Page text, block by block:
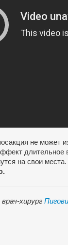
не может
на свои места.
хирург